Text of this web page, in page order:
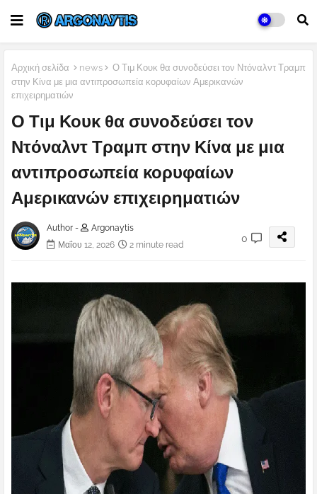
Αρχική σελίδα news
Ο Τιμ Κουκ θα συνοδεύσει τον Ντόναλντ Τραμπ
στην Κίνα με μια αντιπροσωπεία κορυφαίων Αμερικανών
επιχειρηματιών
Ο Τιμ Κουκ θα συνοδεύσει τον
Ντόναλντ Τραμπ στην Κίνα με μια
αντιπροσωπεία κορυφαίων
Αμερικανών επιχειρηματιών
Author -
Argonaytis
Μαΐου 12, 2026
2 minute read
0